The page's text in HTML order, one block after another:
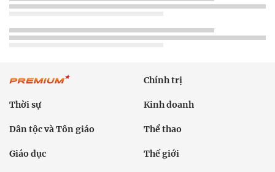
Chính trị
Thời sự Kinh doanh
Dân tộc và Tôn giáo Thể thao
Giáo dục Thế giới